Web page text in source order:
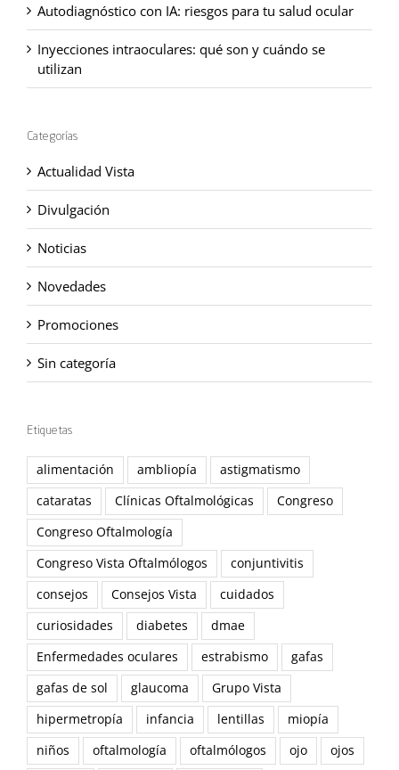
Autodiagnóstico con IA: riesgos para tu salud ocular
Inyecciones intraoculares: qué son y cuándo se
utilizan
Categorías
Actualidad Vista
Divulgación
Noticias
Novedades
Promociones
Sin categoría
Etiquetas
alimentación ambliopía
astigmatismo
cataratas
Clínicas Oftalmológicas
Congreso
Congreso Oftalmología
Congreso Vista Oftalmólogos
conjuntivitis
consejos
Consejos Vista
cuidados
curiosidades
diabetes
dmae
Enfermedades oculares
estrabismo
gafas
gafas de sol
glaucoma
Grupo Vista
hipermetropía
infancia lentillas
miopía
niños
oftalmología oftalmólogos ojo
ojos